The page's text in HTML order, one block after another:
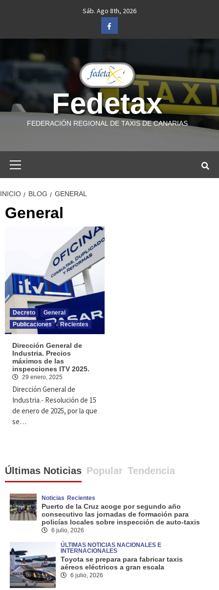
Sáb. Ago 8th, 2026
Facebook
Fedetax
FEDERACIÓN REGIONAL DE TAXIS DE CANARIAS
INICIO BLOG GENERAL
General
Decreto
General
Publicaciones
Recientes
Dirección General de
Industria. Precios
máximos de las
inspecciones ITV 2025.
29 enero, 2025
Dirección General de
Industria.- Resolución de 15
de enero de 2025, por la que
se…
Últimas Noticias Popular Tendencia
Noticias Recientes
Puerto de la Cruz acoge por segundo año
consecutivo las jornadas de formación para
policías locales sobre inspección de auto-taxis
6 julio, 2026
ÚLTIMAS NOTICIAS NACIONALES E
INTERNACIONALES
Toyota se prepara para fabricar taxis
aéreos eléctricos a gran escala
6 julio, 2026